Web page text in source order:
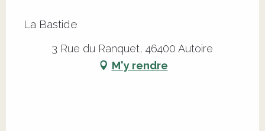
La Bastide
3 Rue du Ranquet, 46400 Autoire
M'y rendre